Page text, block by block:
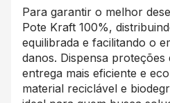
Para garantir o melhor
Pote Kraft 100%,
equilibrada e facilitando o
danos. Dispensa
entrega mais eficiente e
material reciclável e